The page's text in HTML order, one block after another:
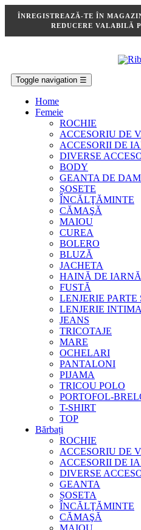
ÎNREGISTREAZĂ-TE ÎN
REDUCERE VALABILĂ
Toggle navigation ☰
Home
Femeie
ROCHIE
ACCESORIU DE
ACCESORII DE
DIVERSE
BODY
GEANTA DE
ȘOSETE
ÎNCĂLŢĂMINTE
CĂMAŞĂ
MAIOU
CUREA
BOLERO
BLUZĂ
JACHETA
HAINĂ DE IARNĂ
FUSTĂ
LENJERIE PARTE
LENJERIE INTIMA
JEANS
TRICOTAJE
MARE
OCHELARI
PANTALONI
PIJAMA
TRICOU POLO
PORTOFOL-
T-SHIRT
TOP
Bărbați
ROCHIE
ACCESORIU DE
ACCESORII DE
DIVERSE
GEANTA
ȘOSETA
ÎNCĂLŢĂMINTE
CĂMAŞĂ
MAIOU